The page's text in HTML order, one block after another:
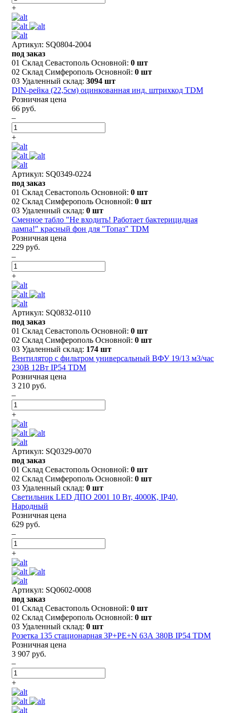
+
Артикул: SQ0804-2004
под заказ
01 Склад Севастополь Основной: 0 шт
02 Склад Симферополь Основной: 0 шт
03 Удаленный склад: 3094 шт
DIN-рейка (22,5см) оцинкованная инд. штрихкод TDM
Розничная цена
66 руб.
–
+
Артикул: SQ0349-0224
под заказ
01 Склад Севастополь Основной: 0 шт
02 Склад Симферополь Основной: 0 шт
03 Удаленный склад: 0 шт
Сменное табло "Не входить! Работает бактерицидная
лампа!" красный фон для "Топаз" TDM
Розничная цена
229 руб.
–
+
Артикул: SQ0832-0110
под заказ
01 Склад Севастополь Основной: 0 шт
02 Склад Симферополь Основной: 0 шт
03 Удаленный склад: 174 шт
Вентилятор с фильтром универсальный ВФУ 19/13 м3/час
230В 12Вт IP54 TDM
Розничная цена
3 210 руб.
–
+
Артикул: SQ0329-0070
под заказ
01 Склад Севастополь Основной: 0 шт
02 Склад Симферополь Основной: 0 шт
03 Удаленный склад: 0 шт
Светильник LED ДПО 2001 10 Вт, 4000К, IP40,
Народный
Розничная цена
629 руб.
–
+
Артикул: SQ0602-0008
под заказ
01 Склад Севастополь Основной: 0 шт
02 Склад Симферополь Основной: 0 шт
03 Удаленный склад: 0 шт
Розетка 135 стационарная 3Р+РЕ+N 63А 380В IP54 TDM
Розничная цена
3 907 руб.
–
+